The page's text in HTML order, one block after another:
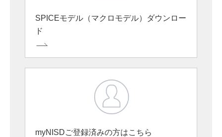
SPICEモデル（マクロモデル）ダウンロー
ド
myNISDご登録済みの方はこちら